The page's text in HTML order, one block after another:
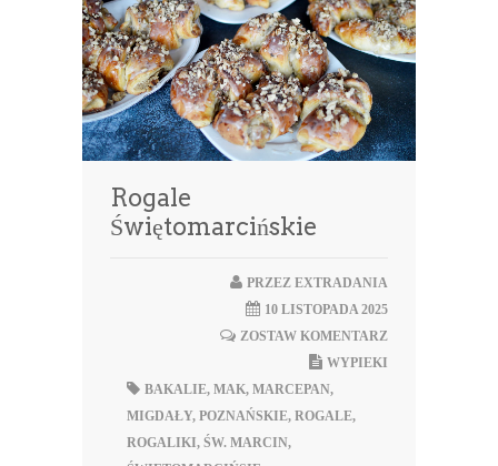
Rogale
Świętomarcińskie
PRZEZ EXTRADANIA
10 LISTOPADA 2025
ZOSTAW KOMENTARZ
WYPIEKI
BAKALIE, MAK, MARCEPAN,
MIGDAŁY, POZNAŃSKIE, ROGALE,
ROGALIKI, ŚW. MARCIN,